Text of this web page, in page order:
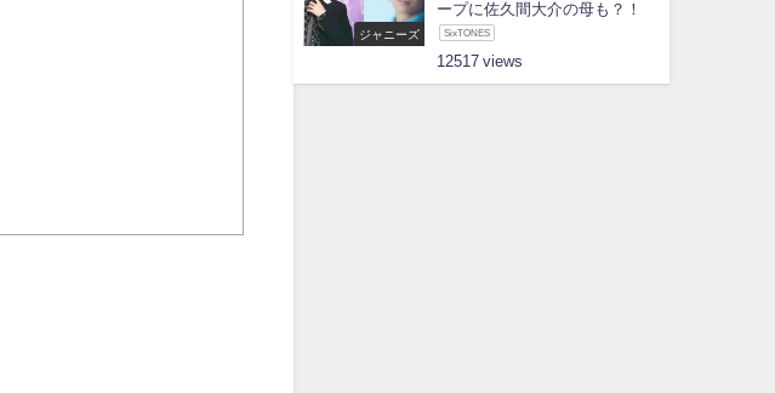
ジャニーズ
ープに佐久間大介の母も？！
SixTONES
12517